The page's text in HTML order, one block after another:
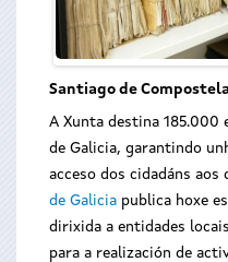
Santiago de
A Xunta destina 185.000
de Galicia, garantindo
acceso dos cidadáns aos
de Galicia publica hoxe
dirixida a entidades
para a realización de